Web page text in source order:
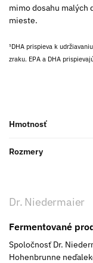
mimo dosahu malých
mieste.
¹DHA prispieva k
zraku. EPA a DHA
Hmotnosť
Rozmery
Dr. Niedermaier
Fermentované
Spoločnosť Dr.
Hohenbrunne